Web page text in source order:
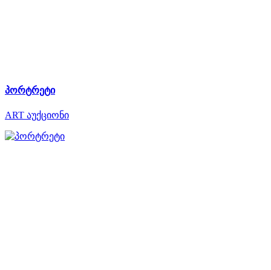
პორტრეტი
ART აუქციონი